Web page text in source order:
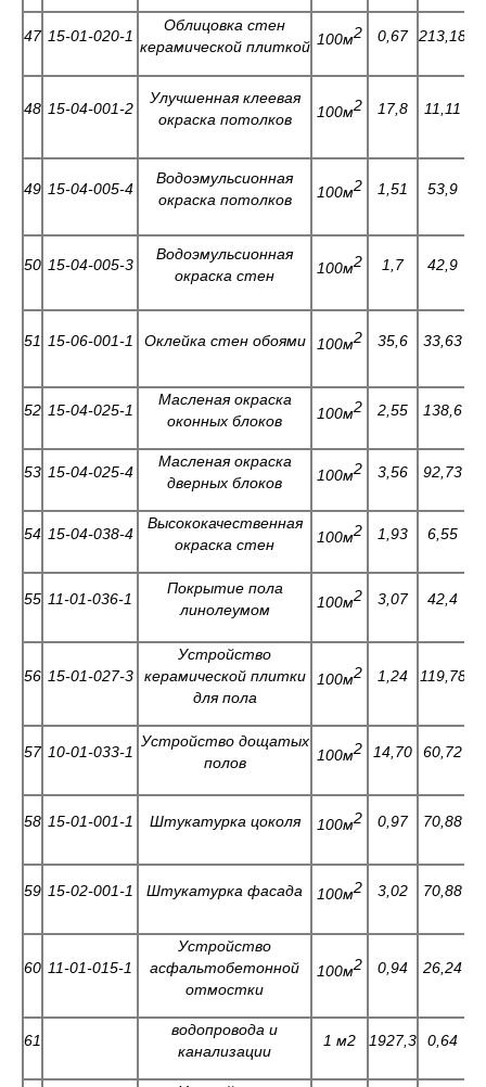
47 15-01-020-1
Облицовка стен
керамической плиткой 100м2 0,67 213,18
48 15-04-001-2
Улучшенная клеевая
окраска потолков
100м2 17,8 11,11
49 15-04-005-4
Водоэмульсионная
окраска потолков
100м2 1,51 53,9
50 15-04-005-3
Водоэмульсионная
окраска стен
100м2 1,7 42,9
51 15-06-001-1 Оклейка стен обоями 100м2 35,6 33,63
52 15-04-025-1
Масленая окраска
оконных блоков
100м2 2,55 138,6
53 15-04-025-4
Масленая окраска
дверных блоков
100м2 3,56 92,73
54 15-04-038-4
Высококачественная
окраска стен
100м2 1,93 6,55
55 11-01-036-1
Покрытие пола
линолеумом
100м2 3,07 42,4
56 15-01-027-3
Устройство
керамической плитки
для пола
100м2 1,24 119,78
57 10-01-033-1
Устройство дощатых
полов
100м2 14,70 60,72
58 15-01-001-1 Штукатурка цоколя 100м2 0,97 70,88
59 15-02-001-1 Штукатурка фасада 100м2 3,02 70,88
60 11-01-015-1
Устройство
асфальтобетонной
отмостки
100м2 0,94 26,24
61
водопровода и
канализации
1 м2 1927,3 0,64